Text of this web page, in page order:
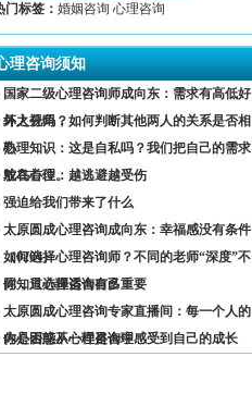
门标签： 婚姻咨询 心理咨询
理咨询须知
国家二级心理咨询师成向东：需求有高低好
坏之分吗？
外人视角，如何判断其他两人的关系是否相
熟
心理知识：这是自私吗？我们把自己的需求
放在首位。
鸵鸟心理：越逃避越受伤
强迫给我们带来了什么
太原圆成心理咨询成向东：幸福感没有条件
（0204）
如何选择心理咨询师？不同的老师“深度”不
同，只选择适合自己
你知道心理咨询有多重要
太原圆成心理咨询专家直播间：每一个人的
内心困惑不一样是合理
你是否能从心理咨询中感受到自己的成长